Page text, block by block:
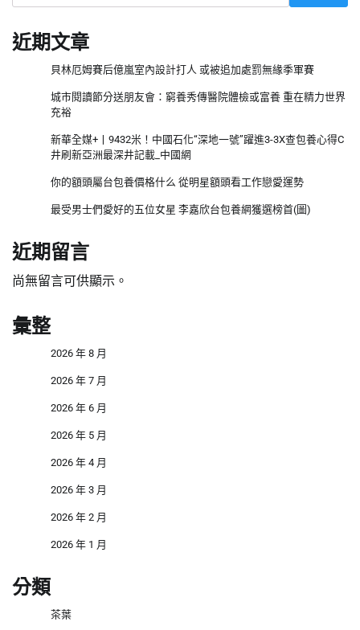
近期文章
貝林厄姆賽后億嵐室內設計打人 或被追加處罰無緣季軍賽
城市閱讀節分送朋友會：窮養秀傳醫院體檢或富養 重在精力世界
充裕
新華全媒+丨9432米！中國石化“深地一號”躍進3-3X查包養心得C
井刷新亞洲最深井記載_中國網
你的額頭屬台包養價格什么 從明星額頭看工作戀愛運勢
最受男士們愛好的五位女星 李嘉欣台包養網獲選榜首(圖)
近期留言
尚無留言可供顯示。
彙整
2026 年 8 月
2026 年 7 月
2026 年 6 月
2026 年 5 月
2026 年 4 月
2026 年 3 月
2026 年 2 月
2026 年 1 月
分類
茶葉